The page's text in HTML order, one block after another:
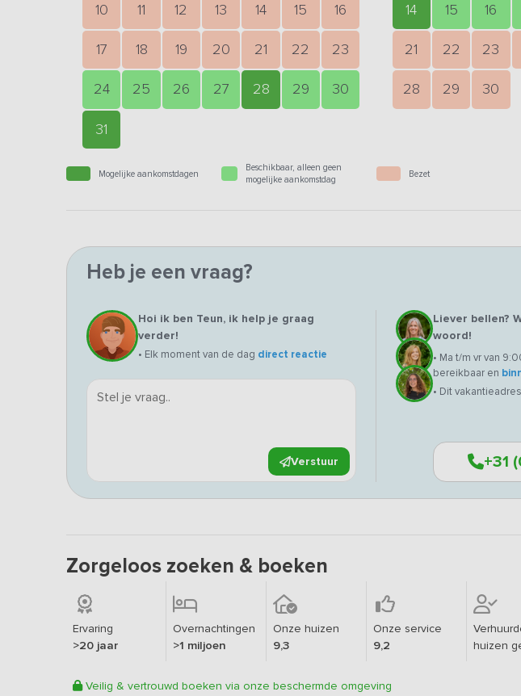
10 11 12 13 14 15 16
17 18 19 20 21 22 23
24 25 26 27 28 29 30
31
14 15 16
21 22 23
28 29 30
Mogelijke aankomstdagen
Beschikbaar, alleen geen
mogelijke aankomstdag
Bezet
Heb je een vraag?
Hoi ik ben Teun, ik help je graag
verder!
• Elk moment van de dag direct reactie
Verstuur
Liever bellen?
woord!
• Ma t/m vr van
bereikbaar en
• Dit
+31
Zorgeloos zoeken & boeken
Ervaring
>20 jaar
Overnachtingen
>1 miljoen
Onze huizen
9,3
Onze service
9,2
huizen
Veilig & vertrouwd boeken via onze beschermde omgeving